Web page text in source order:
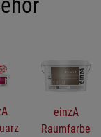
Palmatex
einzA
F